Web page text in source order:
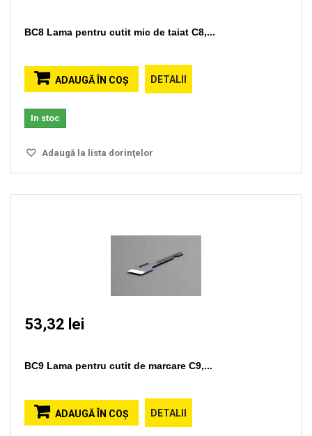
BC8 Lama pentru cutit mic de taiat C8,...
ADAUGĂ ÎN COŞ DETALII
In stoc
Adaugă la lista dorinţelor
53,32 lei
BC9 Lama pentru cutit de marcare C9,...
ADAUGĂ ÎN COŞ DETALII